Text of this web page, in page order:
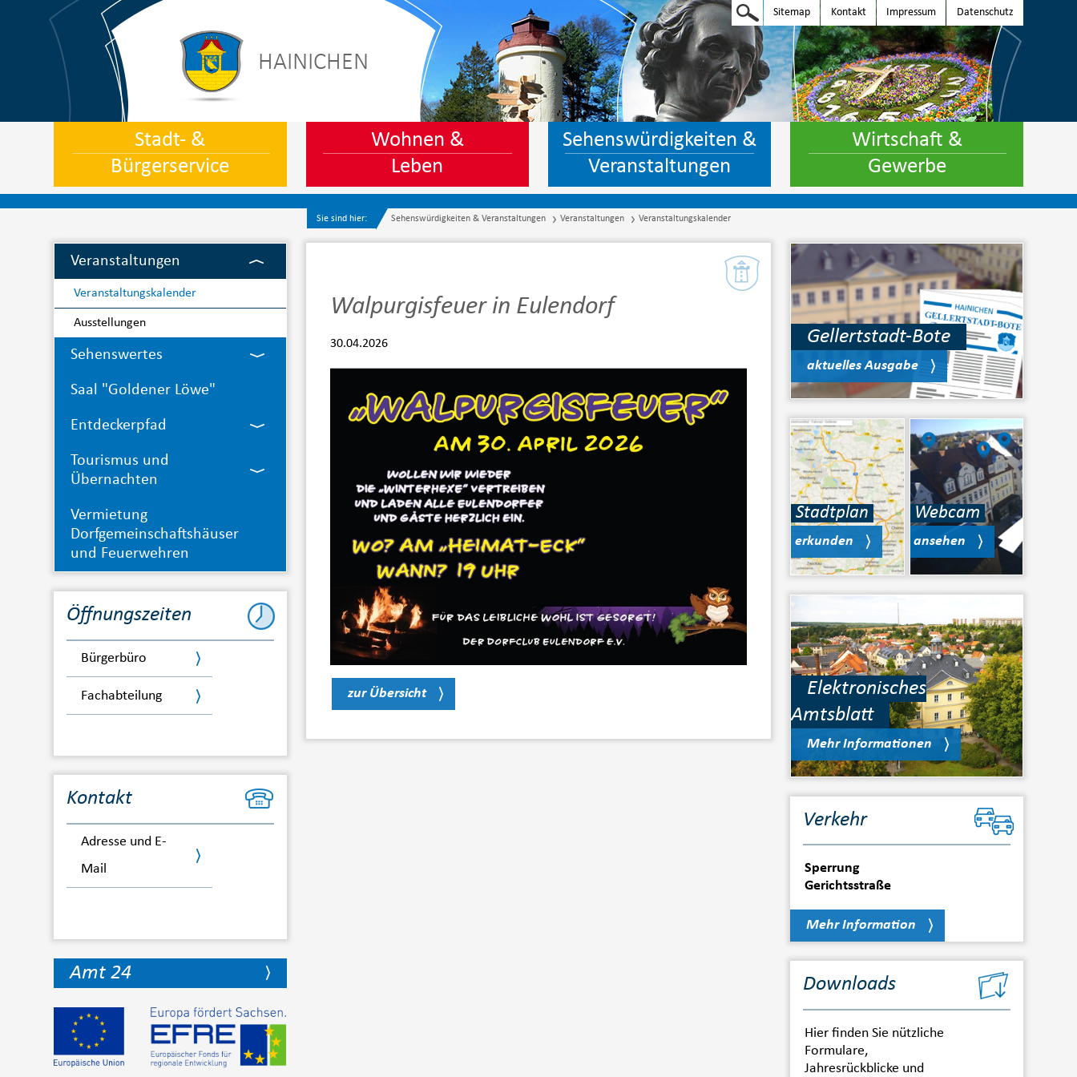
Sitemap Kontakt Impressum Datenschutz
HAINICHEN
Stadt- &
Bürgerservice
Wohnen &
Leben
Sehenswürdigkeiten &
Veranstaltungen
Wirtschaft &
Gewerbe
Sie sind hier: Sehenswürdigkeiten & Veranstaltungen Veranstaltungen Veranstaltungskalender
Walpurgisfeuer in Eulendorf
30.04.2026
zur Übersicht
Veranstaltungen
Veranstaltungskalender
Ausstellungen
Sehenswertes
Saal "Goldener Löwe"
Entdeckerpfad
Tourismus und
Übernachten
Vermietung
Dorfgemeinschaftshäuser
und Feuerwehren
Öffnungszeiten
Bürgerbüro
Fachabteilung
Kontakt
Adresse und E-
Mail
Amt 24
Gellertstadt-Bote
aktuelles Ausgabe
Stadtplan
erkunden
Webcam
ansehen
Elektronisches
Amtsblatt
Mehr Informationen
Verkehr
Sperrung
Gerichtsstraße
Mehr Information
Downloads
Hier finden Sie nützliche
Formulare,
Jahresrückblicke und